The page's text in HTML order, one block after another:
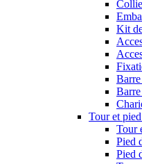
Kit
Tour et
Tour
Pied
Pied